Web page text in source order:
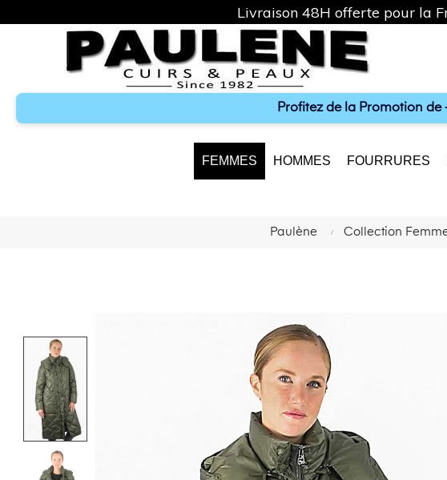
Profitez de la Promotion
FEMMES HOMMES FOURRURES
Paulène Collection
Livraison 48H offerte pour la